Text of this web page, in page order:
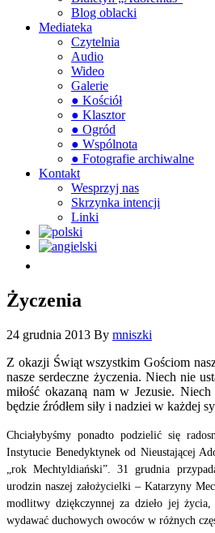
Blog oblacki
Mediateka
Czytelnia
Audio
Wideo
Galerie
● Kościół
● Klasztor
● Ogród
● Wspólnota
● Fotografie archiwalne
Kontakt
Wesprzyj nas
Skrzynka intencji
Linki
Życzenia
24 grudnia 2013 By mniszki
Z okazji Świąt wszystkim Gościom
nasze serdeczne życzenia. Niech nie
miłość okazaną nam w Jezusie.
będzie źródłem siły i nadziei w każdej
Chciałybyśmy ponadto podzielić się
Instytucie Benedyktynek od Nieustającej
„rok Mechtyldiański”. 31 grudnia
urodzin naszej założycielki – Katarzyny
modlitwy dziękczynnej za dzieło jej
wydawać duchowych owoców w różnych